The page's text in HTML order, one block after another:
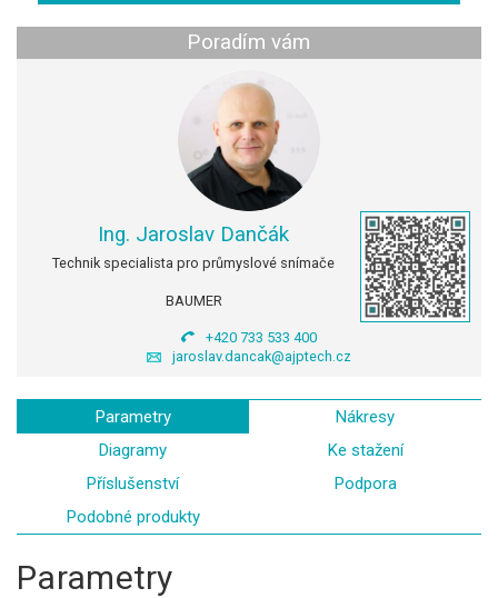
Poradím vám
Ing. Jaroslav Dančák
Technik specialista pro průmyslové snímače
BAUMER
+420 733 533 400
jaroslav.dancak@ajptech.cz
Parametry
Nákresy
Diagramy
Ke stažení
Příslušenství
Podpora
Podobné produkty
Parametry